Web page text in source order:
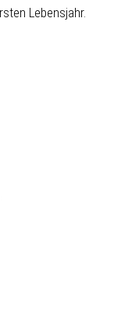
Lebensjahr.